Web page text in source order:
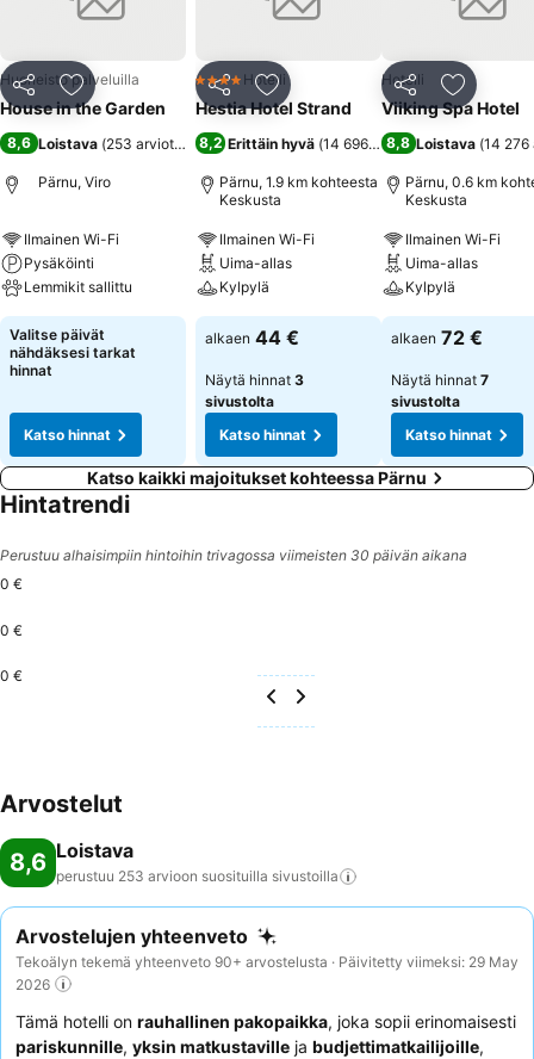
Jaa Lisää suosikkeihin
Huoneisto palveluilla
House in the Garden
8,6 Loistava (253 arviota)
Pärnu, Viro
Ilmainen Wi-Fi
Pysäköinti
Lemmikit sallittu
Valitse päivät
nähdäksesi tarkat
hinnat
Katso hinnat
Jaa Lisää suosikkeihin
4 Tähtiluokitus
Hotelli
Hestia Hotel Strand
8,2 Erittäin hyvä (14 696 arviota)
Pärnu, 1.9 km kohteesta
Keskusta
Ilmainen Wi-Fi
Uima-allas
Kylpylä
alkaen 44 €
Näytä hinnat 3
sivustolta
Katso hinnat
Jaa Lisää
Hotelli
Viiking Spa Hotel
8,8 Loistava (14 276
Pärnu, 0.6 km
Keskusta
Ilmainen Wi-Fi
Uima-allas
Kylpylä
alkaen 72 €
Näytä hinnat 7
sivustolta
Katso hinnat
Katso kaikki majoitukset kohteessa Pärnu
Hintatrendi
Perustuu alhaisimpiin hintoihin trivagossa viimeisten 30 päivän aikana
0 €
0 €
0 €
Arvostelut
8,6 Loistava
perustuu 253 arvioon suosituilla sivustoilla
Arvostelujen yhteenveto
Tekoälyn tekemä yhteenveto 90+ arvostelusta · Päivitetty viimeksi: 29 May
2026
Tämä hotelli on rauhallinen pakopaikka, joka sopii erinomaisesti
pariskunnille, yksin matkustaville ja budjettimatkailijoille,